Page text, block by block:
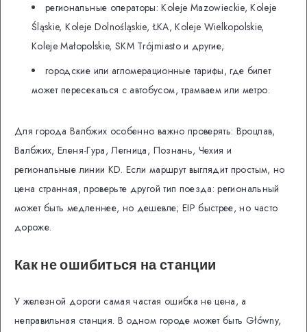
региональные операторы: Koleje Mazowieckie, Koleje
Śląskie, Koleje Dolnośląskie, ŁKA, Koleje Wielkopolskie,
Koleje Małopolskie, SKM Trójmiasto и другие;
городские или агломерационные тарифы, где билет
может пересекаться с автобусом, трамваем или метро.
Для города Валбжих особенно важно проверять: Вроцлав,
Валбжих, Еленя-Гура, Легница, Познань, Чехия и
региональные линии KD. Если маршрут выглядит простым, но
цена странная, проверьте другой тип поезда: региональный
может быть медленнее, но дешевле; EIP быстрее, но часто
дороже.
Как не ошибиться на станции
У железной дороги самая частая ошибка не цена, а
неправильная станция. В одном городе может быть Główny,